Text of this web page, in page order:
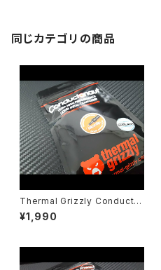
同じカテゴリの商品
Thermal Grizzly Conducto
naut liquid metal thermal c
ompound - 1 gram
¥1,990